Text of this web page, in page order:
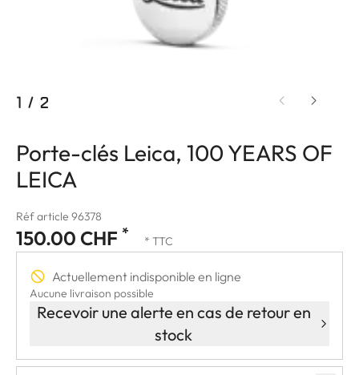
1 / 2
Porte-clés Leica, 100 YEARS OF
LEICA
Réf article 96378
150.00 CHF * * TTC
Actuellement indisponible en ligne
Aucune livraison possible
Recevoir une alerte en cas de retour en
stock